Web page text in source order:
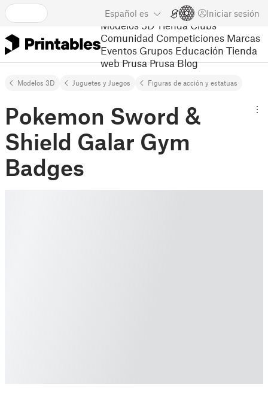
Español es Iniciar sesión
Modelos 3D Tienda Clubs
Comunidad Competiciones Marcas
Eventos Grupos Educación Tienda
web Prusa Prusa Blog
Modelos 3D Juguetes y Juegos Figuras de acción y estatuas
Pokemon Sword &
Shield Galar Gym
Badges